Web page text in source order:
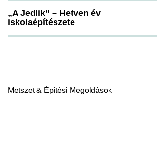
„A Jedlik” – Hetven év
iskolaépítészete
Metszet & Épitési Megoldások